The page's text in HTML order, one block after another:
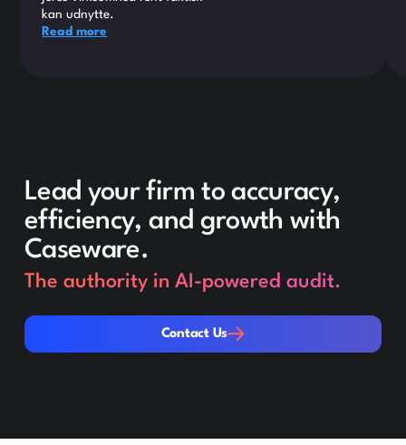
kan udnytte.
Read more
Lead your firm to accuracy,
efficiency, and growth with
Caseware.
The authority in AI-powered audit.
Contact Us
Contact Us